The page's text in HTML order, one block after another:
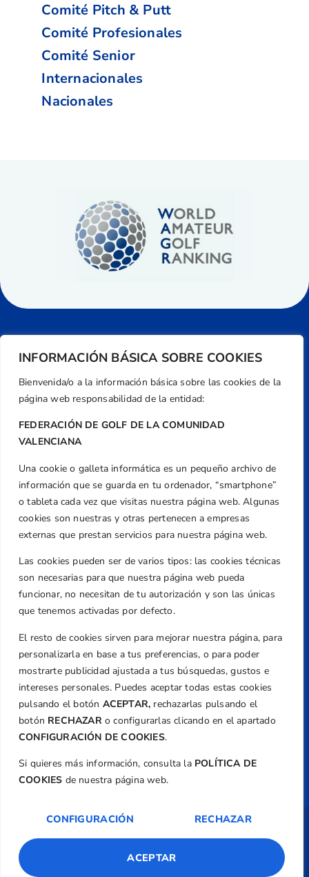
INFORMACIÓN BÁSICA SOBRE COOKIES
Bienvenida/o a la información básica sobre las cookies de la
página web responsabilidad de la entidad:
FEDERACIÓN DE GOLF DE LA COMUNIDAD
VALENCIANA
Una cookie o galleta informática es un pequeño archivo de
información que se guarda en tu ordenador, “smartphone”
o tableta cada vez que visitas nuestra página web. Algunas
cookies son nuestras y otras pertenecen a empresas
externas que prestan servicios para nuestra página web.
Las cookies pueden ser de varios tipos: las cookies técnicas
son necesarias para que nuestra página web pueda
funcionar, no necesitan de tu autorización y son las únicas
que tenemos activadas por defecto.
El resto de cookies sirven para mejorar nuestra página, para
personalizarla en base a tus preferencias, o para poder
mostrarte publicidad ajustada a tus búsquedas, gustos e
intereses personales. Puedes aceptar todas estas cookies
pulsando el botón ACEPTAR, rechazarlas pulsando el
botón RECHAZARo configurarlas clicando en el apartado
CONFIGURACIÓN DE COOKIES.
Si quieres más información, consulta la POLÍTICA DE
COOKIES de nuestra página web.
CONFIGURACIÓN RECHAZAR
ACEPTAR
Comité Pitch & Putt
Comité Profesionales
Comité Senior
Internacionales
Nacionales
Dirección
Centre de L´Esport, Carrer d'Isaac Peral i
Caballero, Nº 5, Despachos 2 y 3, 46980,
Valencia
+34 961 367 799
Email
federacion@golfcv.com
Aviso Legal
Política de Privacidad
Transparencia
Normativa
Federación
TecnoQuatre